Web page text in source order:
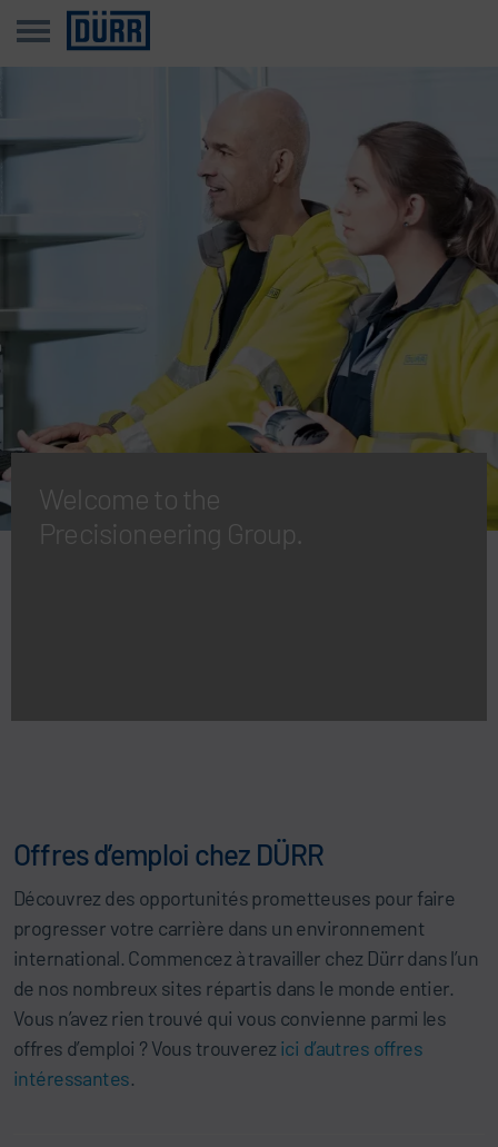
Welcome to the
Precisioneering Group.
Offres d’emploi chez DÜRR
Découvrez des opportunités prometteuses pour faire
progresser votre carrière dans un environnement
international. Commencez à travailler chez Dürr dans l’un
de nos nombreux sites répartis dans le monde entier.
Vous n’avez rien trouvé qui vous convienne parmi les
offres d’emploi ? Vous trouverez ici d’autres offres
intéressantes.